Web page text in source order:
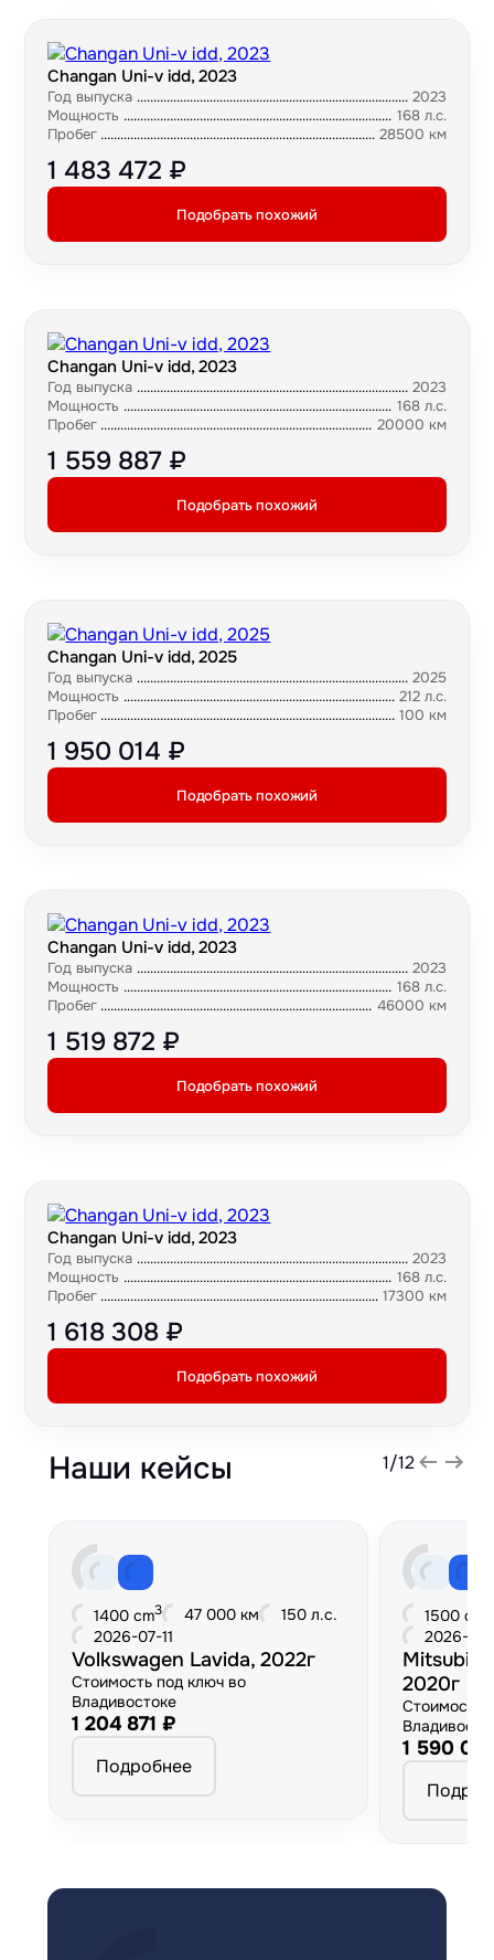
Changan Uni-v idd, 2023
Год выпуска
2023
Мощность
168 л.с.
Пробег
28500 км
1 483 472 ₽
Подобрать похожий
Changan Uni-v idd, 2023
Год выпуска
2023
Мощность
168 л.с.
Пробег
20000 км
1 559 887 ₽
Подобрать похожий
Changan Uni-v idd, 2025
Год выпуска
2025
Мощность
212 л.с.
Пробег
100 км
1 950 014 ₽
Подобрать похожий
Changan Uni-v idd, 2023
Год выпуска
2023
Мощность
168 л.с.
Пробег
46000 км
1 519 872 ₽
Подобрать похожий
Changan Uni-v idd, 2023
Год выпуска
2023
Мощность
168 л.с.
Пробег
17300 км
1 618 308 ₽
Подобрать похожий
Наши кейсы 1/12
1400 cm3 47 000 км
150 л.с.
2026-07-11
Volkswagen Lavida, 2022г
Стоимость под ключ во
Владивостоке
1 204 871 ₽
Подробнее
1500 cm
2026-
2020г
Стоимость
1 590